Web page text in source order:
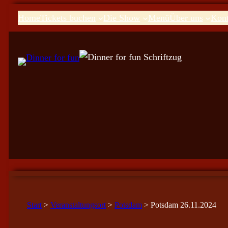
HomeTickets buchen Die Show MenüÜber uns
Start > Veranstaltungsort > Potsdam > Potsdam 26.11.2024